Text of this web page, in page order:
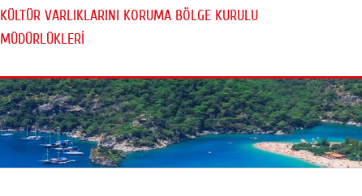
KÜLTÜR VARLIKLARINI KORUMA BÖLGE KURULU
MÜDÜRLÜKLERİ